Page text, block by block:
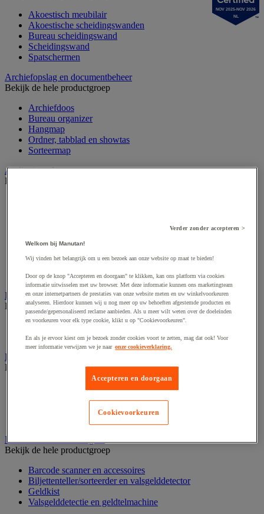
Akoestisch meubilair
Akoestische scheidingswanden
Bureau scheidingswand
Scheidingswand
Spatschermen
Archiefopslag en documentbeheer
Bekijk de hele productgroep
Archiefdoos
Bureau organizer
Hangmap
Ordner, tabblad en showtas
Sorteermap
Audiovisueel
Bekijk de hele productgroep
Fotocamera, videocamera en verrekijker
Professionele audio en geluidsopname
Projectie en videoprojectie-apparatuur
Studioverlichting en accessoires
Tv, dvd-speler en Blu-ray
Bewegwijzering en aanduidingsborden
Bekijk de hele productgroep
Deurnaambord
Pictogram
Folderrek en -houder
Bekijk de hele productgroep
Mobiel folderrek
Tafel folderstandaard
Inname en beheer van geld
Bekijk de hele productgroep
Barcode scanner en accessoires
Biljettenteller/sorteerder en valsgelddetector
Geldkist
Valsgelddetectie en geldtelmachine
NOV 2025-NOV 2026
NL
Verder zonder accepteren >
Welkom bij Manutan!
Wij vinden het belangrijk om u een bezoek aan onze website op maat te bieden!
Door op de knop "Accepteren en doorgaan" te klikken, kan ons platform via cookies
informatie uitwisselen met uw browser. Met deze informatie kunnen ons marketingteam
en onze internetpartners de prestaties van onze website meten en uw winkelvoorkeuren
analyseren. Hierdoor kunnen wij u nog meer op uw behoeften afgestemde producten en
passende/gepersonaliseerd reclame aanbieden. Als u meer wilt weten over de doeleinden
en voorkeuren voor elk type cookie, klikt u op "Cookievoorkeuren".
En als je ervoor kiest om je bezoek zonder cookies voort te zetten, mag dat ook! Voor
meer informatie verwijzen we je naar onze cookieverklaring.
Accepteren en doorgaan
Cookievoorkeuren